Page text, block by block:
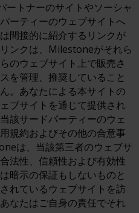
トナーのサイトやソーシャ
ーティーのウェブサイトへ
間接的に紹介するリンクが
ンクは、Milestoneがそれら
のウェブサイト上で販売さ
を管理、推奨していること
。あなたによる本サイトの
ブサイトを通じて提供され
該サードパーティーのウェ
規約およびその他の合意事
は、当該第三者のウェブサ
法性、信頼性および有効性
暗示の保証もしないものと
れているウェブサイトを訪
なたはご自身の責任でそれ